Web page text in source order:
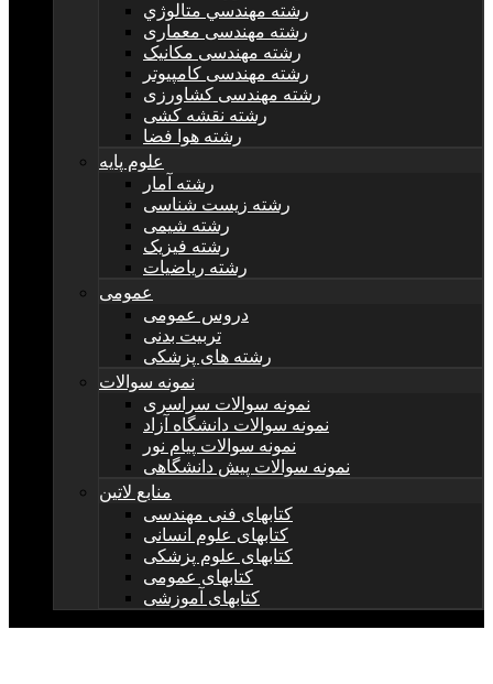
رشته مهندسي متالوژي
رشته مهندسی معماری
رشته مهندسی مکانیک
رشته مهندسی کامپیوتر
رشته مهندسی کشاورزی
رشته نقشه کشی
رشته هوا فضا
علوم پایه
رشته آمار
رشته زیست شناسی
رشته شیمی
رشته فیزیک
رشته ریاضیات
عمومی
دروس عمومی
تربیت بدنی
رشته های پزشکی
نمونه سوالات
نمونه سوالات سراسری
نمونه سوالات دانشگاه آزاد
نمونه سوالات پیام نور
نمونه سوالات پیش دانشگاهی
منابع لاتین
کتابهای فنی مهندسی
کتابهای علوم انسانی
کتابهای علوم پزشکی
کتابهای عمومی
کتابهای آموزشی